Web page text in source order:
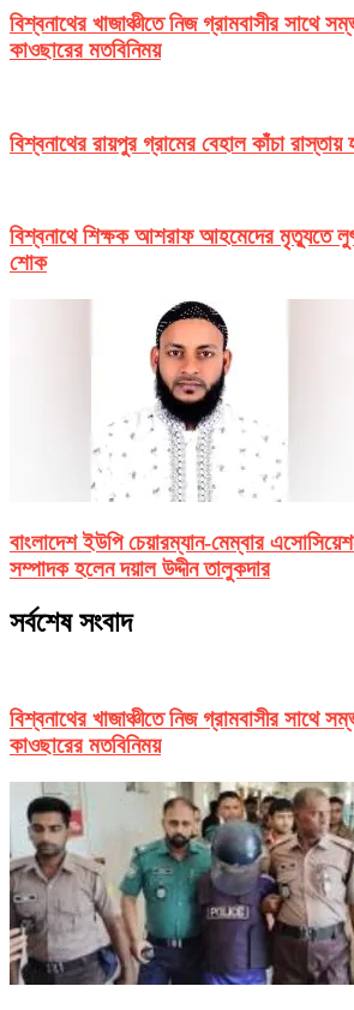
বিশ্বনাথের খাজাঞ্চীতে নিজ গ্রামবাসীর সাথে
কাওছারের মতবিনিময়
বিশ্বনাথের রায়পুর গ্রামের বেহাল কাঁচা
বিশ্বনাথে শিক্ষক আশরাফ আহমেদের মৃত্যুতে
শোক
বাংলাদেশ ইউপি চেয়ারম্যান-মেম্বার
সম্পাদক হলেন দয়াল উদ্দীন তালুকদার
সর্বশেষ সংবাদ
বিশ্বনাথের খাজাঞ্চীতে নিজ গ্রামবাসীর সাথে
কাওছারের মতবিনিময়